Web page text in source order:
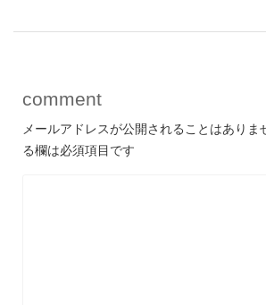
comment
メールアドレスが公開されることはありま
る欄は必須項目です